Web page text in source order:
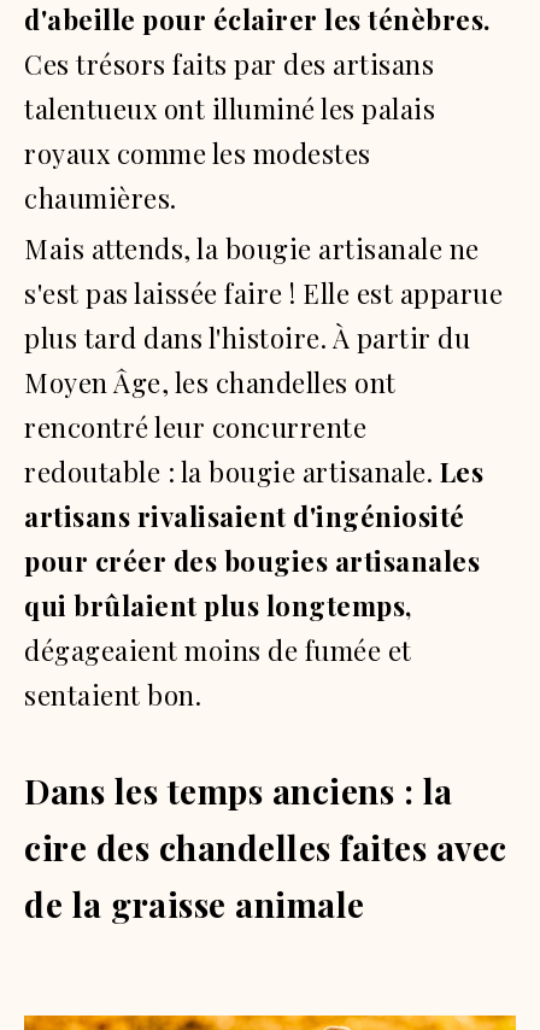
d'abeille pour éclairer les ténèbres.
Ces trésors faits par des artisans
talentueux ont illuminé les palais
royaux comme les modestes
chaumières.
Mais attends, la bougie artisanale ne
s'est pas laissée faire ! Elle est apparue
plus tard dans l'histoire. À partir du
Moyen Âge, les chandelles ont
rencontré leur concurrente
redoutable : la bougie artisanale. Les
artisans rivalisaient d'ingéniosité
pour créer des bougies artisanales
qui brûlaient plus longtemps,
dégageaient moins de fumée et
sentaient bon.
Dans les temps anciens : la
cire des chandelles faites avec
de la graisse animale